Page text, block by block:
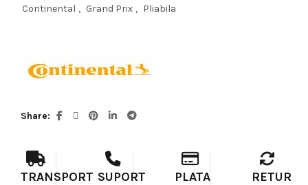
Continental , Grand Prix , Pliabila
Share
TRANSPORT SUPORT
PLATA
RETUR